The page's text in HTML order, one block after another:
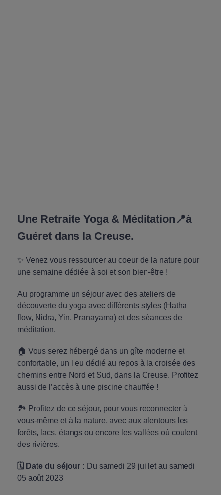
Une Retraite Yoga & Méditation📍à
Guéret dans la Creuse.
✨ Venez vous ressourcer au coeur de la nature pour
une semaine dédiée à soi et son bien-être !
Au programme un séjour avec des ateliers de
découverte du yoga avec différents styles (Hatha
flow, Nidra, Yin, Pranayama) et des séances de
méditation.
🏠 Vous serez hébergé dans un gîte moderne et
confortable, un lieu dédié au repos à la croisée des
chemins entre Nord et Sud, dans la Creuse. Profitez
aussi de l’accès à une piscine chauffée !
🏞 Profitez de ce séjour, pour vous reconnecter à
vous-même et à la nature, avec aux alentours les
forêts, lacs, étangs ou encore les vallées où coulent
des rivières.
🗓️ Date du séjour : Du samedi 29 juillet au samedi
05 août 2023